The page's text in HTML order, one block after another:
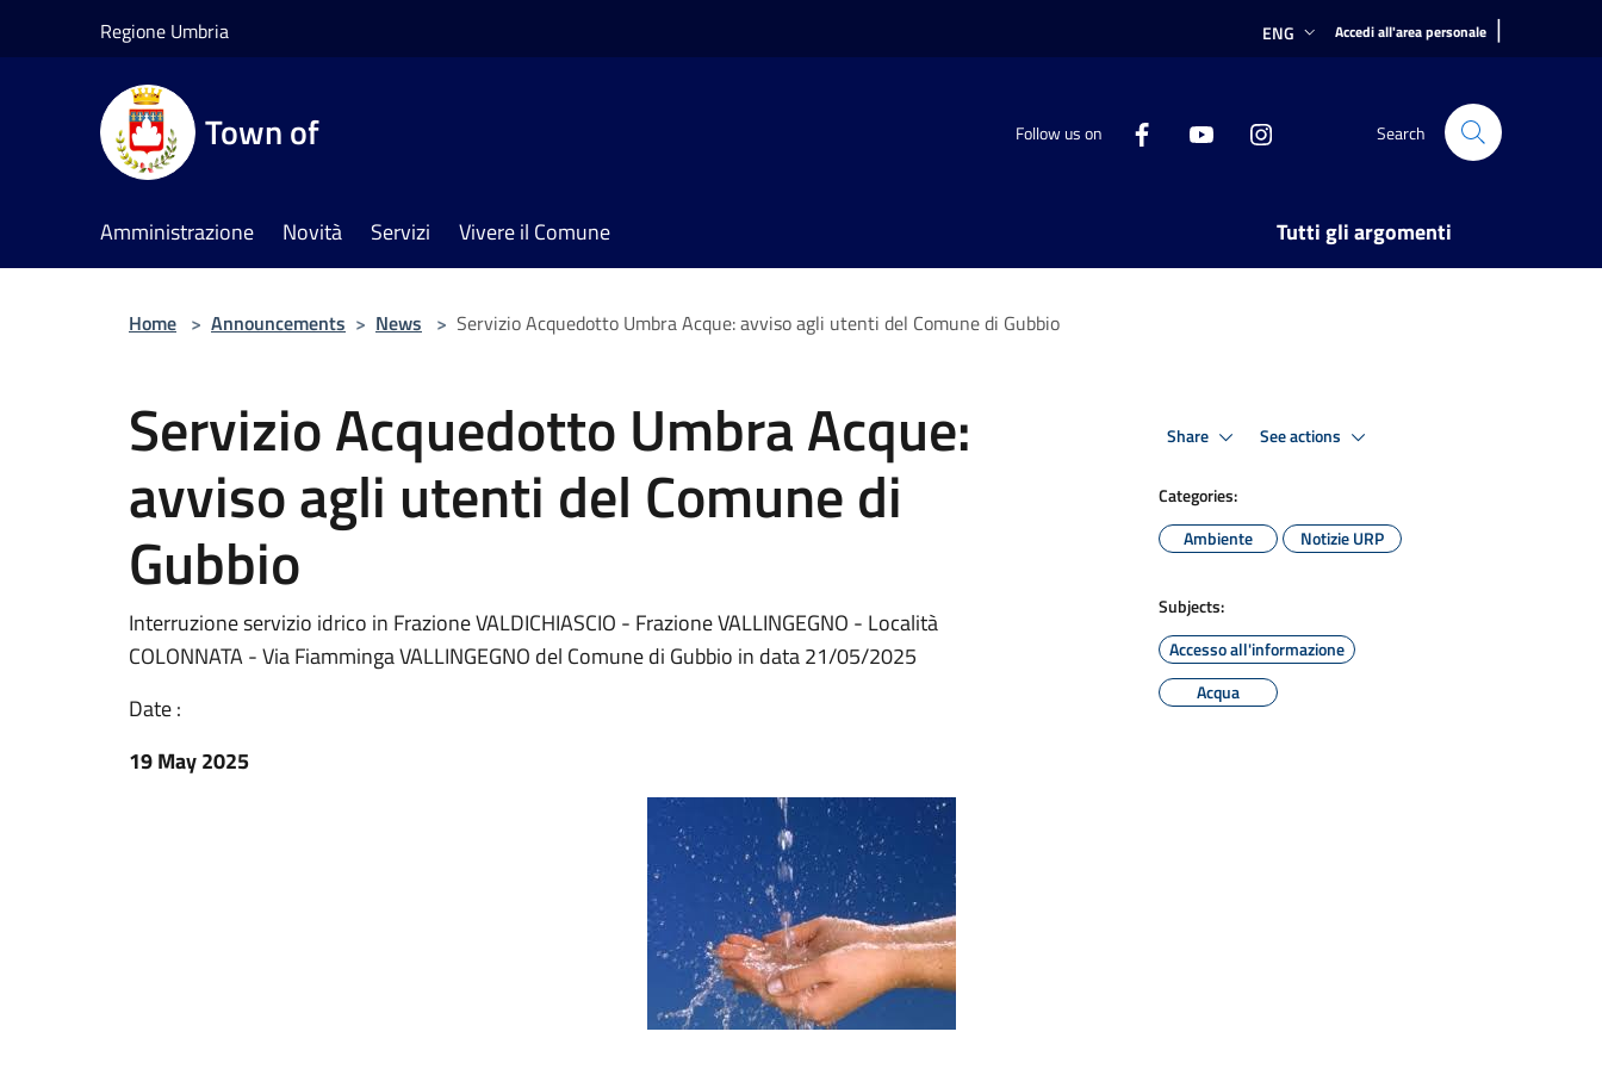
Regione Umbria ENG Accedi all'area personale |
Town of Follow us on Search
Amministrazione Novità Servizi Vivere il Comune Tutti gli argomenti
Home > Announcements > News > Servizio Acquedotto Umbra Acque: avviso agli utenti del Comune di Gubbio
Servizio Acquedotto Umbra Acque:
avviso agli utenti del Comune di
Gubbio
Interruzione servizio idrico in Frazione VALDICHIASCIO - Frazione VALLINGEGNO - Località
COLONNATA - Via Fiamminga VALLINGEGNO del Comune di Gubbio in data 21/05/2025
Date :
19 May 2025
Share See actions
Categories:
Ambiente
Notizie URP
Subjects:
Accesso all'informazione
Acqua